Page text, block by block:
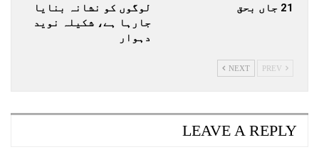
21 جاں بحق
لوگوں کو نشانہ بنایا
جارہا ہے، شکیلہ نوید
دہوار
NEXT
LEAVE A REPLY